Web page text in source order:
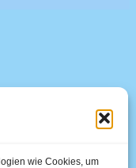
wie Cookies, um